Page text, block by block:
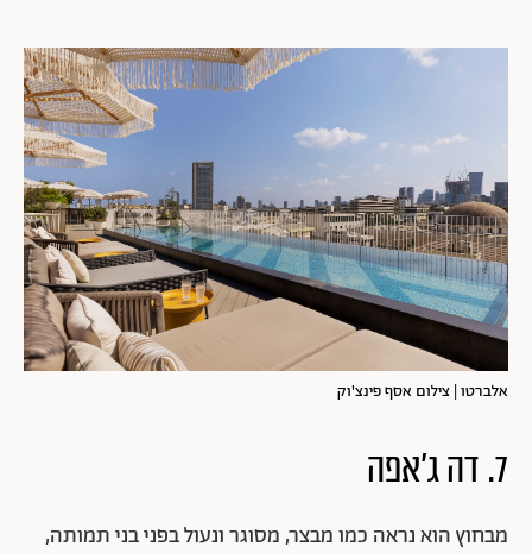
אלברטו | צילום אסף פינצ'וק
7. דה ג'אפה
מבחוץ הוא נראה כמו מבצר, מסוגר ונעול בפני בני תמותה,